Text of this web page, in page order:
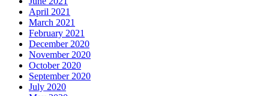
April 2021
March 2021
February 2021
December 2020
November 2020
October 2020
September 2020
July 2020